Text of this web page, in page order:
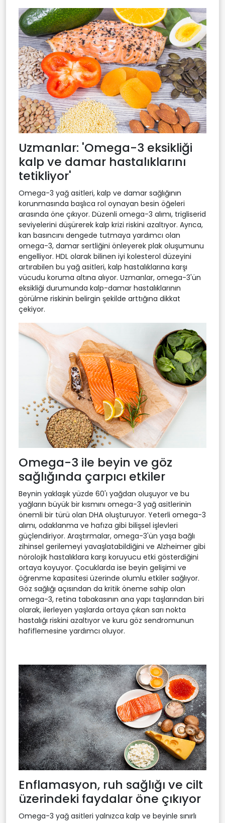
Uzmanlar: 'Omega-3 eksikliği
kalp ve damar hastalıklarını
tetikliyor'
Omega-3 yağ asitleri, kalp ve damar sağlığının
korunmasında başlıca rol oynayan besin öğeleri
arasında öne çıkıyor. Düzenli omega-3 alımı, trigliserid
seviyelerini düşürerek kalp krizi riskini azaltıyor. Ayrıca,
kan basıncını dengede tutmaya yardımcı olan
omega-3, damar sertliğini önleyerek plak oluşumunu
engelliyor. HDL olarak bilinen iyi kolesterol düzeyini
artırabilen bu yağ asitleri, kalp hastalıklarına karşı
vücudu koruma altına alıyor. Uzmanlar, omega-3'ün
eksikliği durumunda kalp-damar hastalıklarının
görülme riskinin belirgin şekilde arttığına dikkat
çekiyor.
Omega-3 ile beyin ve göz
sağlığında çarpıcı etkiler
Beynin yaklaşık yüzde 60'ı yağdan oluşuyor ve bu
yağların büyük bir kısmını omega-3 yağ asitlerinin
önemli bir türü olan DHA oluşturuyor. Yeterli omega-3
alımı, odaklanma ve hafıza gibi bilişsel işlevleri
güçlendiriyor. Araştırmalar, omega-3'ün yaşa bağlı
zihinsel gerilemeyi yavaşlatabildiğini ve Alzheimer gibi
nörolojik hastalıklara karşı koruyucu etki gösterdiğini
ortaya koyuyor. Çocuklarda ise beyin gelişimi ve
öğrenme kapasitesi üzerinde olumlu etkiler sağlıyor.
Göz sağlığı açısından da kritik öneme sahip olan
omega-3, retina tabakasının ana yapı taşlarından biri
olarak, ilerleyen yaşlarda ortaya çıkan sarı nokta
hastalığı riskini azaltıyor ve kuru göz sendromunun
hafiflemesine yardımcı oluyor.
Enflamasyon, ruh sağlığı ve cilt
üzerindeki faydalar öne çıkıyor
Omega-3 yağ asitleri yalnızca kalp ve beyinle sınırlı